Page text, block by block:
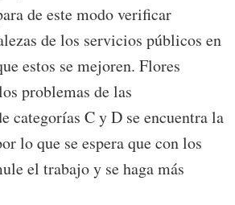
de este modo verificar
de los servicios públicos en
estos se mejoren. Flores
problemas de las
categorías C y D se encuentra la
lo que se espera que con los
el trabajo y se haga más